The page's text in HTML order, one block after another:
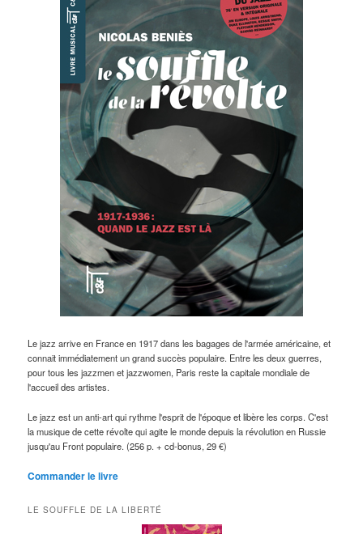
Le jazz arrive en France en 1917 dans les bagages de l'armée américaine, et
connait immédiatement un grand succès populaire. Entre les deux guerres,
pour tous les jazzmen et jazzwomen, Paris reste la capitale mondiale de
l'accueil des artistes.
Le jazz est un anti-art qui rythme l'esprit de l'époque et libère les corps. C'est
la musique de cette révolte qui agite le monde depuis la révolution en Russie
jusqu'au Front populaire. (256 p. + cd-bonus, 29 €)
Commander le livre
LE SOUFFLE DE LA LIBERTÉ